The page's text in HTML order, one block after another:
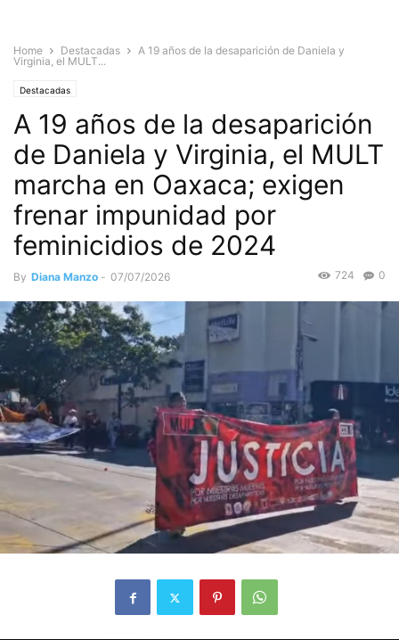
Home Destacadas
A 19 años de la desaparición de Daniela y
Virginia, el MULT...
Destacadas
A 19 años de la desaparición
de Daniela y Virginia, el MULT
marcha en Oaxaca; exigen
frenar impunidad por
feminicidios de 2024
By Diana Manzo - 07/07/2026 0
724